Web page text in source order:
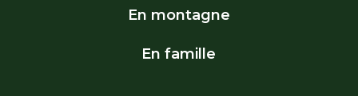
En montagne
En famille